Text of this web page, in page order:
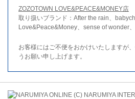
ZOZOTOWN LOVE&PEACE&MONEY店
取り扱いブランド：After the rain、
Love&Peace&Money、sense of wonder
お客様にはご不便をおかけいたしますが
うお願い申し上げます。